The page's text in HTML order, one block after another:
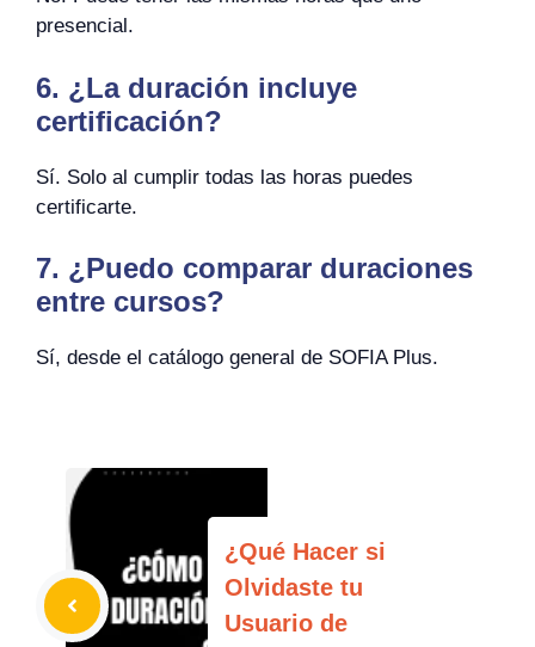
presencial.
6. ¿La duración incluye
certificación?
Sí. Solo al cumplir todas las horas puedes
certificarte.
7. ¿Puedo comparar duraciones
entre cursos?
Sí, desde el catálogo general de SOFIA Plus.
¿Qué Hacer si
Olvidaste tu
Usuario de